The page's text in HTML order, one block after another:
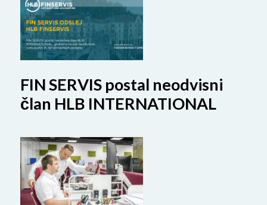
FIN SERVIS postal neodvisni
član HLB INTERNATIONAL